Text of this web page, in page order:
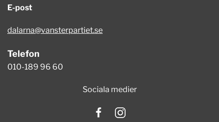
E-post
dalarna@vansterpartiet.se
Telefon
010-189 96 60
Sociala medier